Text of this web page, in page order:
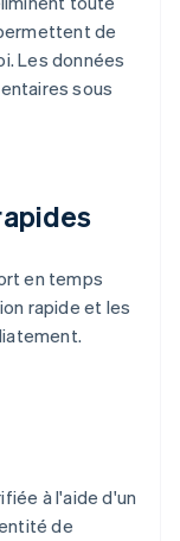
de
Les données
sous
en temps
rapide et les
à l'aide d'un
de